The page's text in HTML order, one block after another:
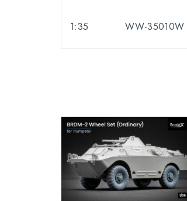
1:35 WW-35010W